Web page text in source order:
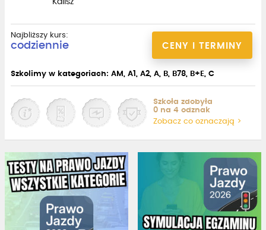
Kalisz
CENY I TERMINY
Najbliższy kurs:
codziennie
Szkolimy w kategoriach: AM, A1, A2, A, B, B78, B+E, C
Szkoła zdobyła
0 na 4 odznak
Zobacz co oznaczają >